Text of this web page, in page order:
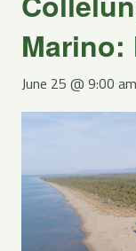
Marino:
June 25 @ 9:00 am